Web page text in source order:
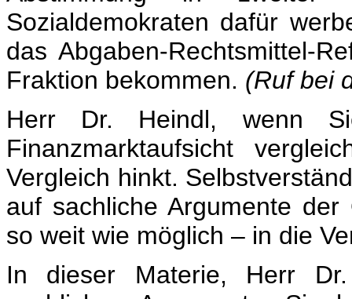
Sozialdemokraten dafür
das Abgaben-Rechtsmittel-
Fraktion bekommen. (Ruf bei
Herr Dr. Heindl, wenn
Finanzmarktaufsicht
Vergleich hinkt.
auf sachliche Argumente
so weit wie möglich – in die
In dieser Materie, Herr